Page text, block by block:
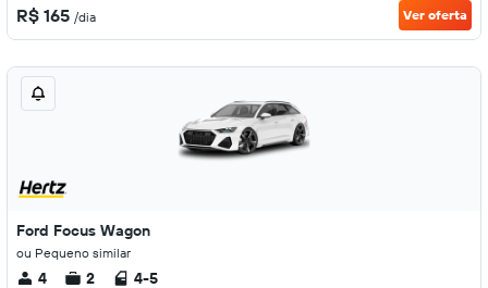
R$ 165 /dia Ver oferta
Ford Focus Wagon
ou Pequeno similar
4 2 4-5